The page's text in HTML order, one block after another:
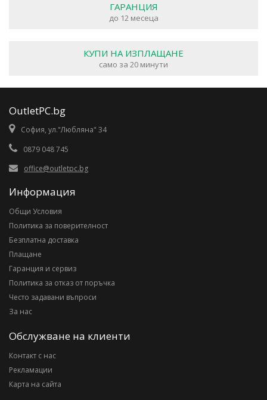
ГАРАНЦИЯ
до 12 месеца
КУПИ НА ИЗПЛАЩАНЕ
само за 20 минути
OutletPC.bg
София, ул."Любляна" 34
0879 048 745
office@outletpc.bg
Информация
Общи Условия
Политика за поверителност
Безплатна доставка
Плащане
Гаранция и сервиз
Политика за отказ от поръчка
Често задавани въпроси
За нас
Обслужване на клиенти
Контакт с нас
Рекламации
Карта на сайта